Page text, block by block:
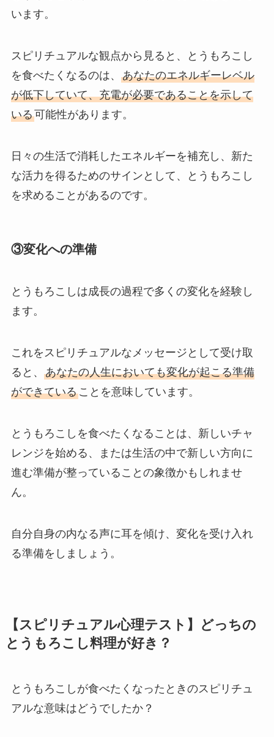
います。
スピリチュアルな観点から見ると、とうもろこし
を食べたくなるのは、 あなたのエネルギーレベル
が低下していて、充電が必要であることを示して
いる可能性があります。
日々の生活で消耗したエネルギーを補充し、新た
な活力を得るためのサインとして、とうもろこし
を求めることがあるのです。
③変化への準備
とうもろこしは成長の過程で多くの変化を経験し
ます。
これをスピリチュアルなメッセージとして受け取
ると、 あなたの人生においても変化が起こる準備
ができていることを意味しています。
とうもろこしを食べたくなることは、新しいチャ
レンジを始める、または生活の中で新しい方向に
進む準備が整っていることの象徴かもしれませ
ん。
自分自身の内なる声に耳を傾け、変化を受け入れ
る準備をしましょう。
【スピリチュアル心理テスト】どっちの
とうもろこし料理が好き？
とうもろこしが食べたくなったときのスピリチュ
アルな意味はどうでしたか？